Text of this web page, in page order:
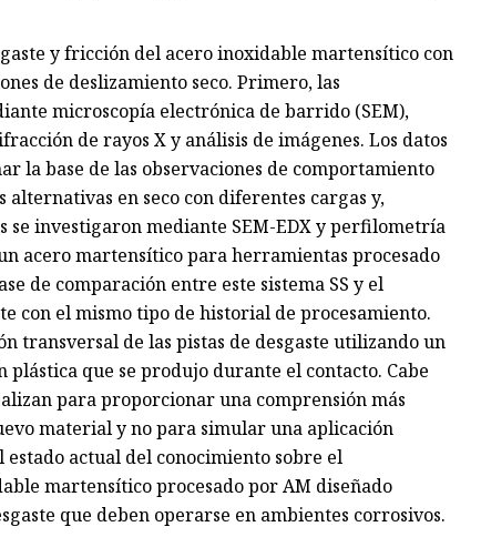
y fricción del acero inoxidable martensítico con
de deslizamiento seco. Primero, las
microscopía electrónica de barrido (SEM),
de rayos X y análisis de imágenes. Los datos
la base de las observaciones de comportamiento
en seco con diferentes cargas y,
se investigaron mediante SEM-EDX y perfilometría
acero martensítico para herramientas procesado
de comparación entre este sistema SS y el
con el mismo tipo de historial de procesamiento.
transversal de las pistas de desgaste utilizando un
que se produjo durante el contacto. Cabe
para proporcionar una comprensión más
material y no para simular una aplicación
actual del conocimiento sobre el
martensítico procesado por AM diseñado
que deben operarse en ambientes corrosivos.